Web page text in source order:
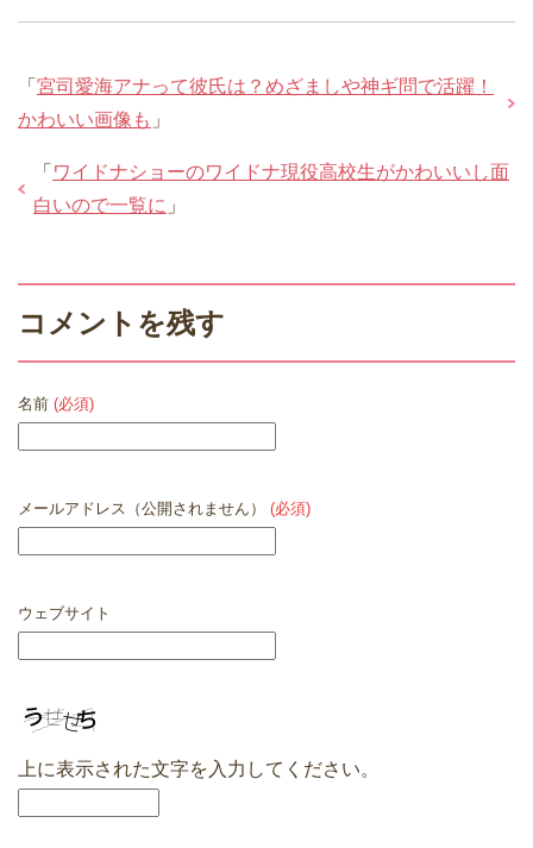
「 宮司愛海アナって彼氏は？めざましや神ギ問で活躍！
かわいい画像も 」
「 ワイドナショーのワイドナ現役高校生がかわいいし面
白いので一覧に 」
コメントを残す
名前 (必須)
メールアドレス（公開されません） (必須)
ウェブサイト
上に表示された文字を入力してください。